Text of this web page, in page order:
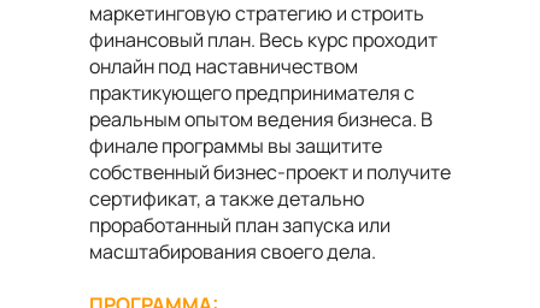
маркетинговую стратегию и строить
финансовый план. Весь курс проходит
онлайн под наставничеством
практикующего предпринимателя с
реальным опытом ведения бизнеса. В
финале программы вы защитите
собственный бизнес-проект и получите
сертификат, а также детально
проработанный план запуска или
масштабирования своего дела.